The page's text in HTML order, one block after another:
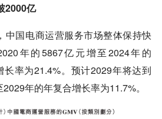
2000亿
中国电商运营服务市场整体保持快
年的5867亿元增至2024年的
率为21.4%。预计2029年将达到
年的年复合增长率为11.7%。